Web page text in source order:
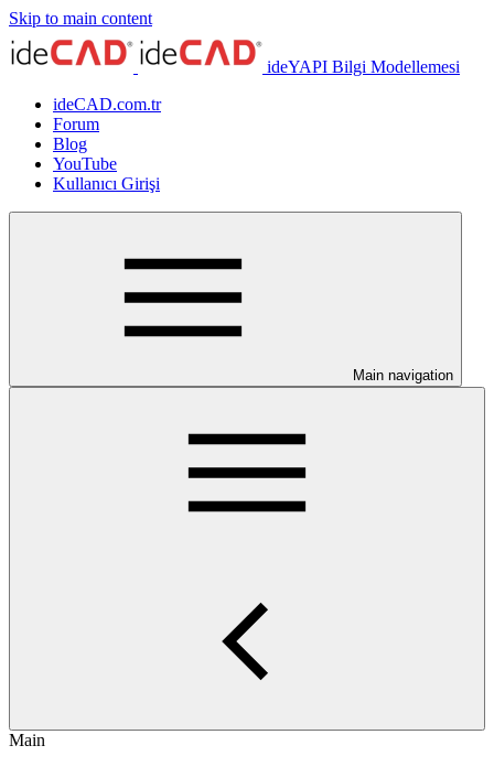
Skip to main content
ideYAPI Bilgi Modellemesi
ideCAD.com.tr
Forum
Blog
YouTube
Kullanıcı Girişi
Main navigation
Main